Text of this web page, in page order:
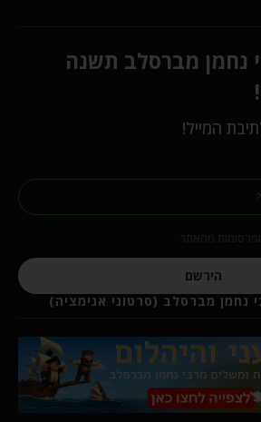
נחמן מברסלב תשנה
המייל!
הירשם
נחמן מברסלב (סרטוני אנימציה)